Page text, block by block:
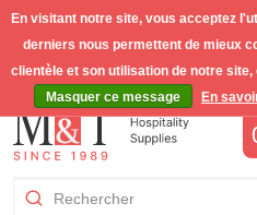
En visitant notre site, vous acceptez
derniers nous permettent de mieux
clientèle et son utilisation de notre
Masquer ce message
En